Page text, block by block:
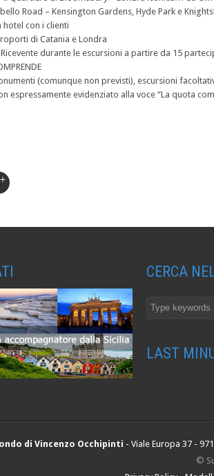
Road – Kensington Gardens, Hyde Park e
hotel con i clienti
di Catania e Londra
durante le escursioni a partire da 15
(comunque non previsti), escursioni
espressamente evidenziato alla voce “La quota
CERCA
LAST
di Vincenzo Occhipinti - Viale Europa 37 -
©